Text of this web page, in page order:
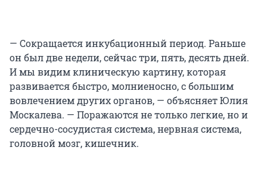
— Сокращается инкубационный период. Раньше
он был две недели, сейчас три, пять, десять дней.
И мы видим клиническую картину, которая
развивается быстро, молниеносно, с большим
вовлечением других органов, — объясняет Юлия
Москалева. — Поражаются не только легкие, но и
сердечно-сосудистая система, нервная система,
головной мозг, кишечник.